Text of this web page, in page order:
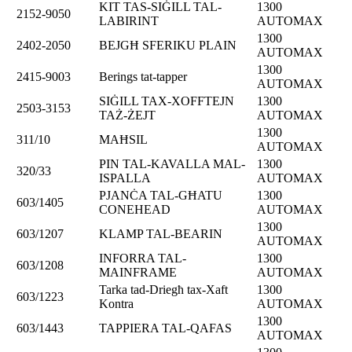
2152-9050
KIT TAS-SIĠILL TAL-
LABIRINT
1300
AUTOMAX
2402-2050
BEJGĦ SFERIKU PLAIN
1300
AUTOMAX
2415-9003
Berings tat-tapper
1300
AUTOMAX
2503-3153
SIĠILL TAX-XOFFTEJN
TAŻ-ŻEJT
1300
AUTOMAX
311/10
MAĦSIL
1300
AUTOMAX
320/33
PIN TAL-KAVALLA MAL-
ISPALLA
1300
AUTOMAX
603/1405
PJANĊA TAL-GĦATU
CONEHEAD
1300
AUTOMAX
603/1207
KLAMP TAL-BEARIN
1300
AUTOMAX
603/1208
INFORRA TAL-
MAINFRAME
1300
AUTOMAX
603/1223
Tarka tad-Driegħ tax-Xaft
Kontra
1300
AUTOMAX
603/1443
TAPPIERA TAL-QAFAS
1300
AUTOMAX